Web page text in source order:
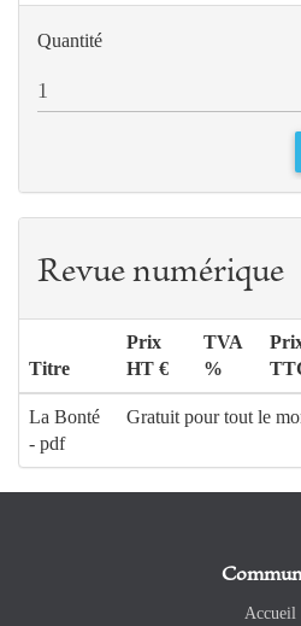
Quantité
Revue numérique
Titre
Prix
HT €
TVA
%
La Bonté
- pdf
Gratuit pour tout le
Accueil